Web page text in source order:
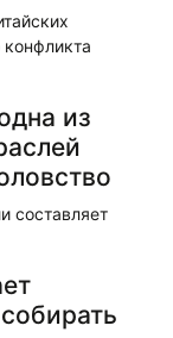
конфликта
из
составляет